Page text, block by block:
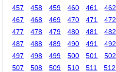
457
458 459 460 461 462
467
468 469 470 471 472
477
478 479 480 481 482
487
488 489 490 491 492
497
498 499 500 501 502
507
508 509 510 511 512